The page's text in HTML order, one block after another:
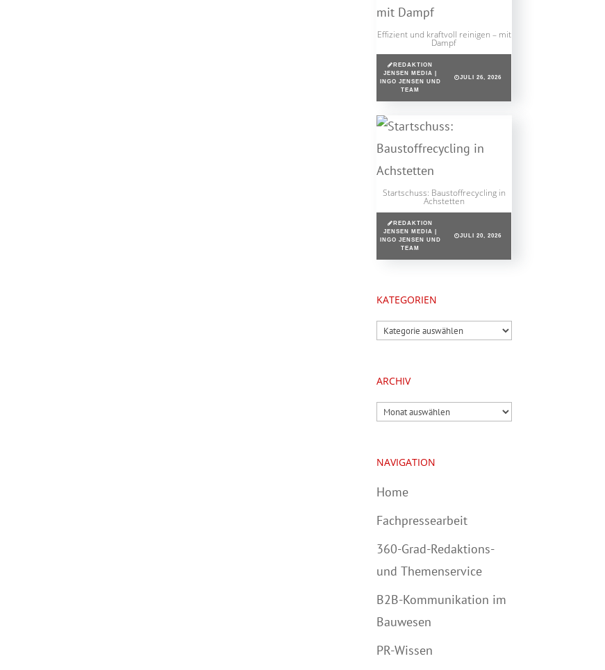
Effizient und kraftvoll reinigen – mit
Dampf
REDAKTION
JENSEN MEDIA |
INGO JENSEN UND
TEAM
JULI 26, 2026
Startschuss: Baustoffrecycling in
Achstetten
REDAKTION
JENSEN MEDIA |
INGO JENSEN UND
TEAM
JULI 20, 2026
KATEGORIEN
Kategorien
ARCHIV
Archiv
NAVIGATION
Home
Fachpressearbeit
360-Grad-Redaktions-
und Themenservice
B2B-Kommunikation im
Bauwesen
PR-Wissen